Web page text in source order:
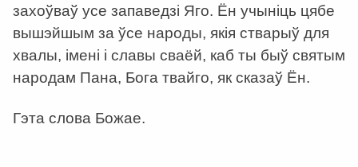
захоўваў усе запаведзі Яго. Ён учыніць цябе
вышэйшым за ўсе народы, якія стварыў для
хвалы, імені і славы сваёй, каб ты быў святым
народам Пана, Бога твайго, як сказаў Ён.
Гэта слова Божае.